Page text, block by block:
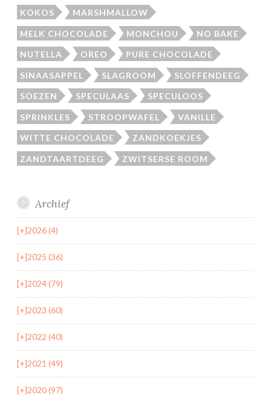
KOKOS MARSHMALLOW
MELK CHOCOLADE MONCHOU NO BAKE
NUTELLA OREO PURE CHOCOLADE
SINAASAPPEL SLAGROOM SLOFFENDEEG
SOEZEN SPECULAAS SPECULOOS
SPRINKLES STROOPWAFEL VANILLE
WITTE CHOCOLADE ZANDKOEKJES
ZANDTAARTDEEG ZWITSERSE ROOM
Archief
[+]2026 (4)
[+]2025 (36)
[+]2024 (79)
[+]2023 (60)
[+]2022 (40)
[+]2021 (49)
[+]2020 (97)